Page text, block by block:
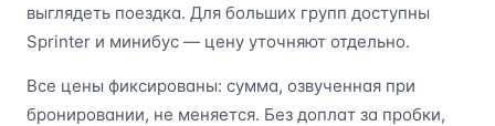
выглядеть поездка. Для больших групп доступны
Sprinter и минибус — цену уточняют отдельно.
Все цены фиксированы: сумма, озвученная при
бронировании, не меняется. Без доплат за пробки,